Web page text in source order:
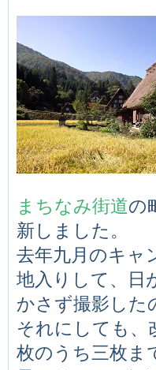
まちなみ街道の
新しました。
去年九月のキャ
地入りして、日
かさず撮影した
それにしても、
枚のうち三枚ま